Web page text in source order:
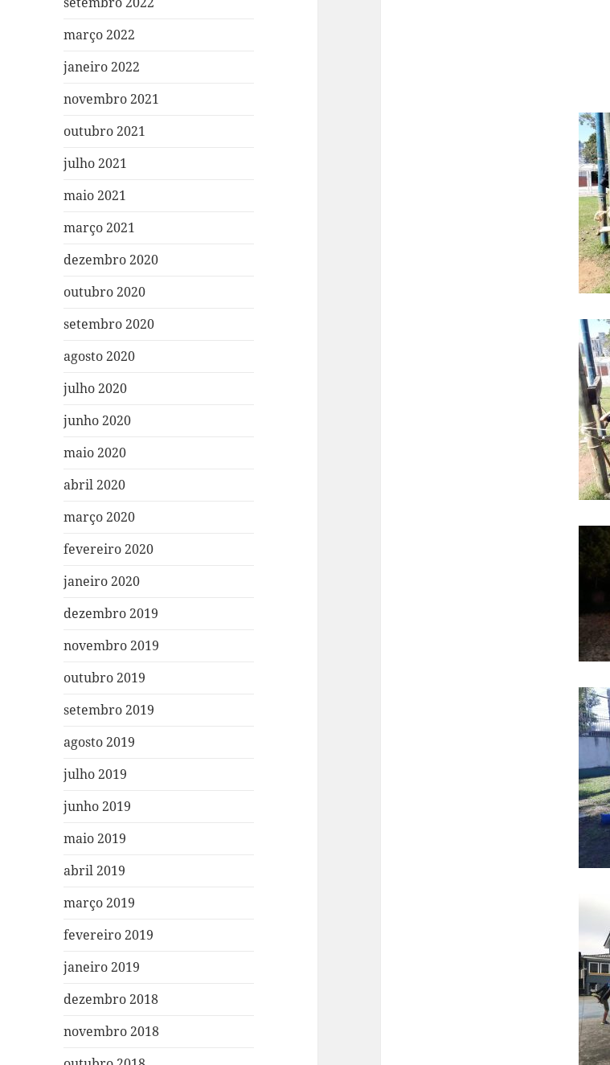
março 2022
janeiro 2022
novembro 2021
outubro 2021
julho 2021
maio 2021
março 2021
dezembro 2020
outubro 2020
setembro 2020
agosto 2020
julho 2020
junho 2020
maio 2020
abril 2020
março 2020
fevereiro 2020
janeiro 2020
dezembro 2019
novembro 2019
outubro 2019
setembro 2019
agosto 2019
julho 2019
junho 2019
maio 2019
abril 2019
março 2019
fevereiro 2019
janeiro 2019
dezembro 2018
novembro 2018